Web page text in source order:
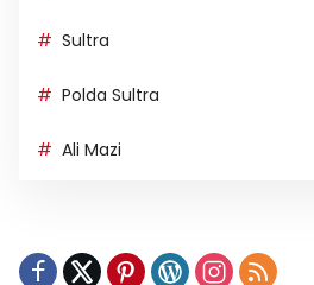
Sultra
Polda Sultra
Ali Mazi